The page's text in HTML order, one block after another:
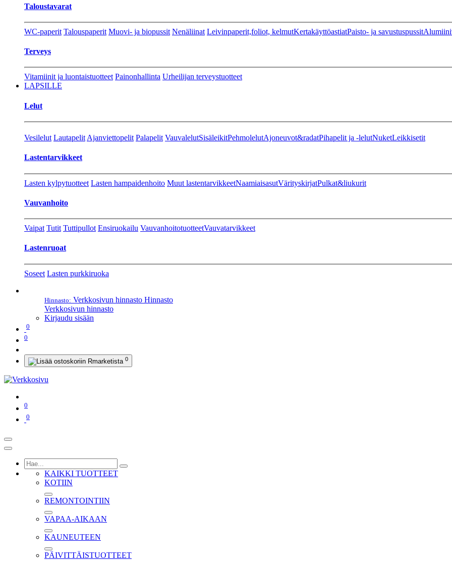
Taloustavarat
WC-paperit Talouspaperit Muovi- ja biopussit Nenäliinat Leivinpaperit,foliot, kelmutKertakäyttöastiatPaisto- ja savustuspussit
Terveys
Vitamiinit ja luontaistuotteet Painonhallinta Urheilijan terveystuotteet
LAPSILLE
Lelut
Vesilelut Lautapelit Ajanviettopelit Palapelit VauvalelutSisäleikitPehmolelutAjoneuvot&radatPihapelit ja -lelutNuketLeikkisetit
Lastentarvikkeet
Lasten kylpytuotteet Lasten hampaidenhoito Muut lastentarvikkeetNaamiaisasutVärityskirjatPulkat&liukurit
Vauvanhoito
Vaipat Tutit Tuttipullot Ensiruokailu VauvanhoitotuotteetVauvatarvikkeet
Lastenruoat
Soseet Lasten purkkiruoka
Hinnasto: Verkkosivun hinnasto Hinnasto
Verkkosivun hinnasto
Kirjaudu sisään
0
0
0
0
0
KAIKKI TUOTTEET
KOTIIN
REMONTOINTIIN
VAPAA-AIKAAN
KAUNEUTEEN
PÄIVITTÄISTUOTTEET